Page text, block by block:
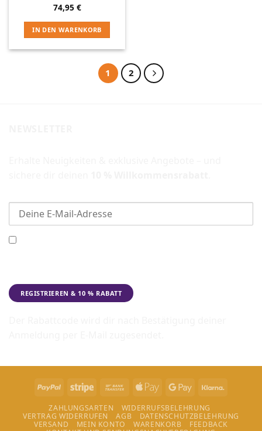
74,95 €
IN DEN WARENKORB
1 2
PayPal Stripe
Bank
Apple
Google
ZAHLUNGSARTEN
WIDERRUFSBELEHRUNG
VERTRAG WIDERRUFEN
AGB
DATENSCHUTZBELEHRUNG
VERSAND
MEIN KONTO WARENKORB
FEEDBACK